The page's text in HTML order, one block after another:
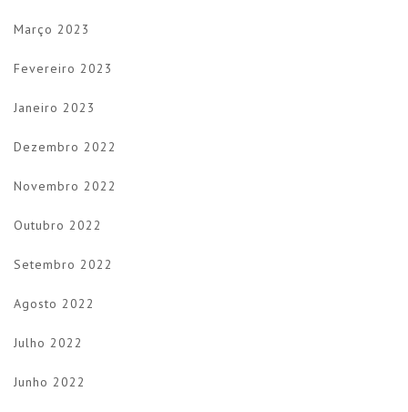
Março 2023
Fevereiro 2023
Janeiro 2023
Dezembro 2022
Novembro 2022
Outubro 2022
Setembro 2022
Agosto 2022
Julho 2022
Junho 2022